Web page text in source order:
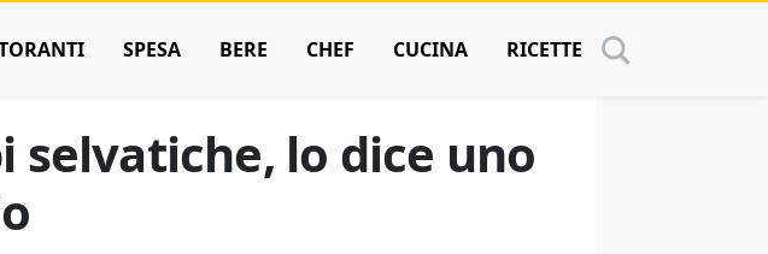
SPESA BERE CHEF CUCINA RICETTE
lo dice uno